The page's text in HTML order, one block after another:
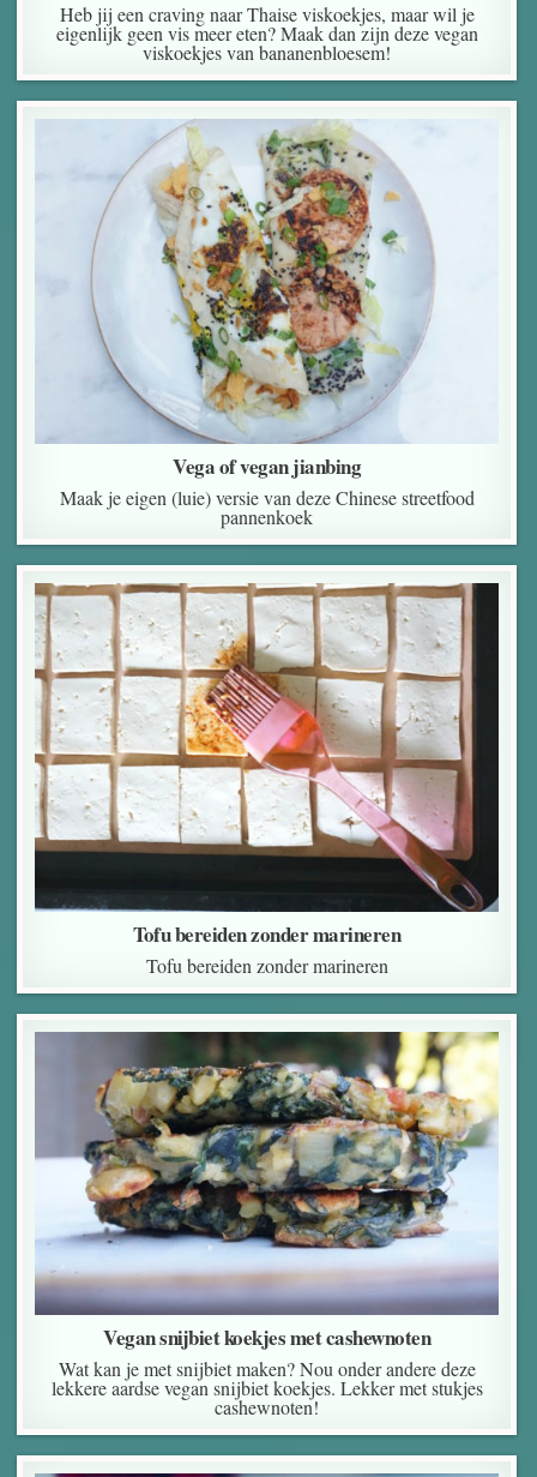
Heb jij een craving naar Thaise viskoekjes, maar wil je
eigenlijk geen vis meer eten? Maak dan zijn deze vegan
viskoekjes van bananenbloesem!
Vega of vegan jianbing
Maak je eigen (luie) versie van deze Chinese streetfood
pannenkoek
Tofu bereiden zonder marineren
Tofu bereiden zonder marineren
Vegan snijbiet koekjes met cashewnoten
Wat kan je met snijbiet maken? Nou onder andere deze
lekkere aardse vegan snijbiet koekjes. Lekker met stukjes
cashewnoten!